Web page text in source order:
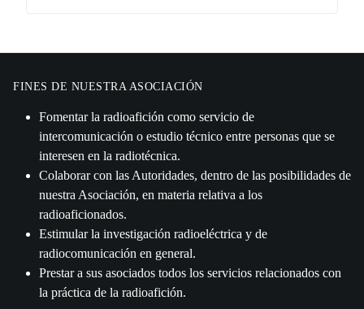
FINES DE NUESTRA ASOCIACIÓN
Fomentar la radioafición como servicio de
intercomunicación o estudio técnico entre personas que se
interesen en la radiotécnica.
Colaborar con las Autoridades, dentro de las posibilidades de
nuestra Asociación, en materia relativa a los
radioaficionados.
Estimular la investigación radioeléctrica y de
radiocomunicación en general.
Prestar a sus asociados todos los servicios relacionados con
la práctica de la radioafición.